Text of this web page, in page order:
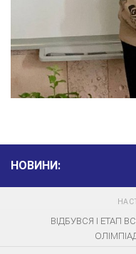
НОВИНИ:
ВІДБУВСЯ І ЕТАП